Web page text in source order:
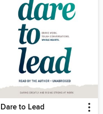
Dare to Lead